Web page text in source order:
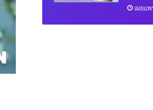
เผยแ